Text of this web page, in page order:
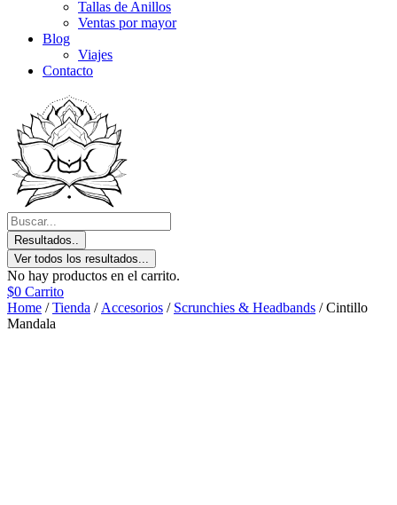
Tallas de Anillos
Ventas por mayor
Blog
Viajes
Contacto
Resultados..
Ver todos los resultados...
No hay productos en el carrito.
$0 Carrito
Home /Tienda / Accesorios / Scrunchies & Headbands / Cintillo
Mandala